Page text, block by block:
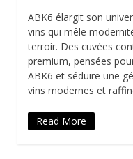
ABK6 élargit son
vins qui mêle
terroir. Des cuvées
premium, pensées
ABK6 et séduire une
vins modernes et
Read More